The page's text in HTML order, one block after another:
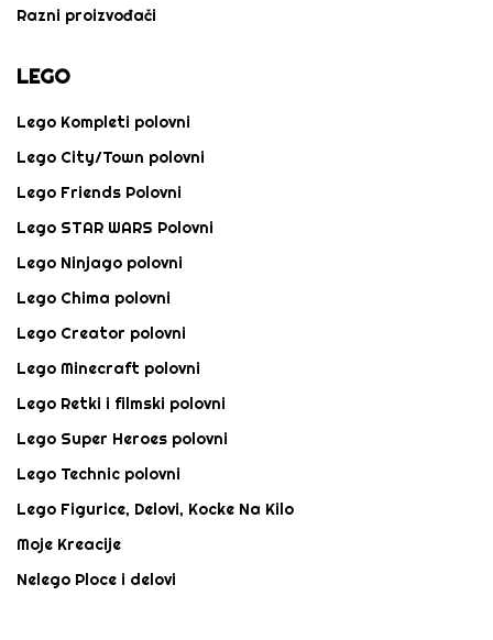
Razni proizvođači
LEGO
Lego Kompleti polovni
Lego City/Town polovni
Lego Friends Polovni
Lego STAR WARS Polovni
Lego Ninjago polovni
Lego Chima polovni
Lego Creator polovni
Lego Minecraft polovni
Lego Retki i filmski polovni
Lego Super Heroes polovni
Lego Technic polovni
Lego Figurice, Delovi, Kocke Na Kilo
Moje Kreacije
Nelego Ploce i delovi